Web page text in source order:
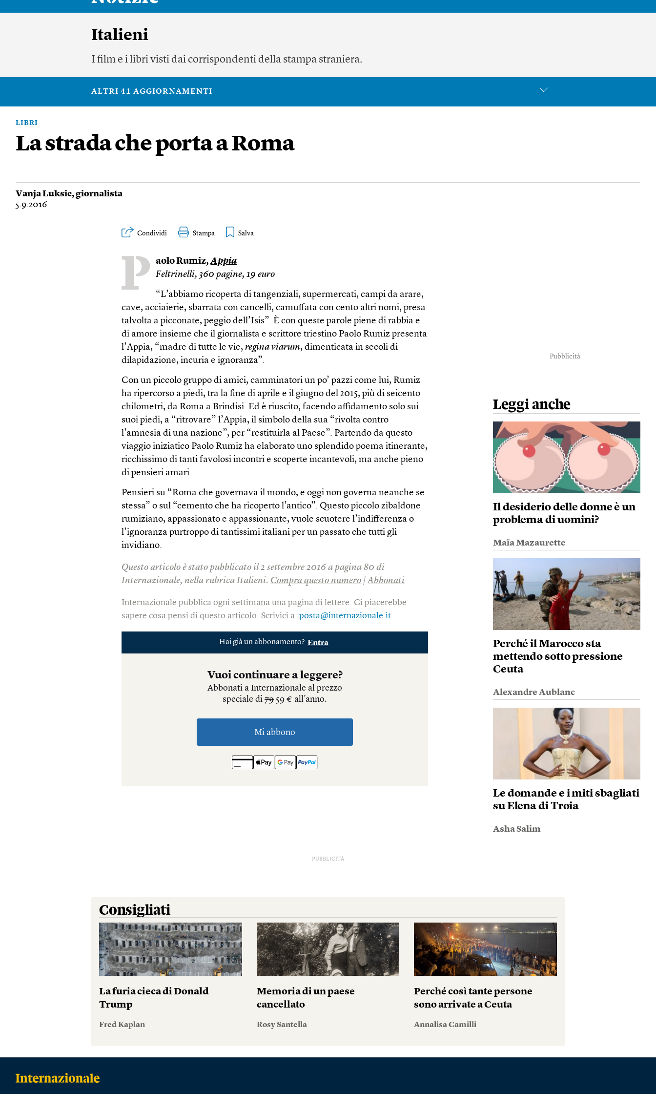
Italieni
I film e i libri visti dai corrispondenti della stampa straniera.
ALTRI 41 AGGIORNAMENTI
LIBRI
La strada che porta a Roma
Vanja Luksic, giornalista
5.9.2016
Condividi Stampa
P aolo Rumiz, Appia
Feltrinelli, 360 pagine, 19 euro
“L’abbiamo ricoperta di tangenziali, supermercati, campi da arare,
cave, acciaierie, sbarrata con cancelli, camuffata con cento altri nomi, presa
talvolta a picconate, peggio dell’Isis”. È con queste parole piene di rabbia e
di amore insieme che il giornalista e scrittore triestino Paolo Rumiz presenta
l’Appia, “madre di tutte le vie,regina viarum, dimenticata in secoli di
dilapidazione, incuria e ignoranza”.
Con un piccolo gruppo di amici, camminatori un po’ pazzi come lui, Rumiz
ha ripercorso a piedi, tra la fine di aprile e il giugno del 2015, più di seicento
chilometri, da Roma a Brindisi. Ed è riuscito, facendo affidamento solo sui
suoi piedi, a “ritrovare” l’Appia, il simbolo della sua “rivolta contro
l’amnesia di una nazione”, per “restituirla al Paese”. Partendo da questo
viaggio iniziatico Paolo Rumiz ha elaborato uno splendido poema itinerante,
ricchissimo di tanti favolosi incontri e scoperte incantevoli, ma anche pieno
di pensieri amari.
Pensieri su “Roma che governava il mondo, e oggi non governa neanche se
stessa” o sul “cemento che ha ricoperto l’antico”. Questo piccolo zibaldone
rumiziano, appassionato e appassionante, vuole scuotere l’indifferenza o
l’ignoranza purtroppo di tantissimi italiani per un passato che tutti gli
invidiano.
Questo articolo è stato pubblicato il 2 settembre 2016 a pagina 80 di
Internazionale, nella rubrica Italieni. Compra questo numero |Abbonati
Internazionale pubblica ogni settimana una pagina di lettere. Ci piacerebbe
sapere cosa pensi di questo articolo. Scrivici a:posta@internazionale.it
Pubblicità
Leggi anche
Il desiderio delle donne è un
problema di uomini?
Maïa Mazaurette
Perché il Marocco sta
mettendo sotto pressione
Ceuta
Alexandre Aublanc
Le domande e i miti sbagliati
su Elena di Troia
Asha Salim
PUBBLICITÀ
Consigliati
La furia cieca di Donald
Trump
Fred Kaplan
Memoria di un paese
cancellato
Rosy Santella
Perché così tante persone
sono arrivate a Ceuta
Annalisa Camilli